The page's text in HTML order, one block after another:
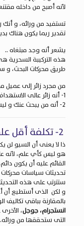
لأنه أصبح من داخله
تستفيد من ورائه، و أنك
تقدير ربما يكون هناك
يشعر أنه وجد مبتغاه ..
هذه التركيبة
طريق محركات البحث، و
من مجرد زائر إلى
1- أنه زائر عالى الاستهداف.
2- أنه من يبحث عنك و ليس العكس.
ذا لا يعنى أن السيو
هو ليس كأي علم، لأنه
القائم عليه أن يكون
تحديثات سياسات محركات
ستترتب على هذه
و لكن الذى أستطيع أن
بالمقارنة بباقي تكاليف
انستجرام،جوجل،
التى ستحققها من ورائه.